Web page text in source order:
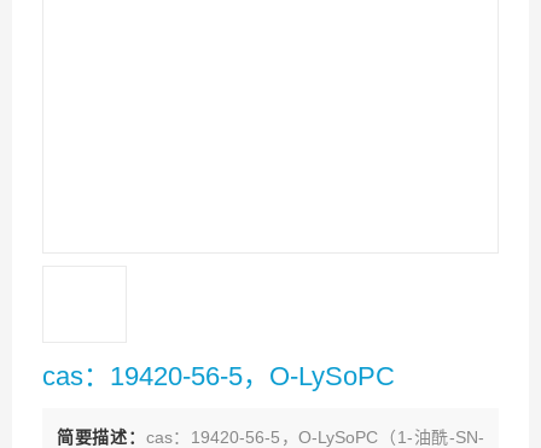
cas：19420-56-5，O-LySoPC
简要描述： cas：19420-56-5，O-LySoPC（1-油酰-SN-